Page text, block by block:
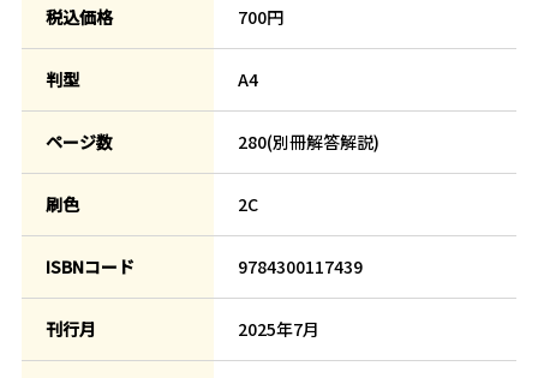
税込価格 700円
判型 A4
ページ数 280(別冊解答解説)
刷色 2C
ISBNコード 9784300117439
刊行月 2025年7月